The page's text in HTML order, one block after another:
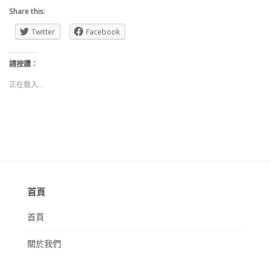
Share this:
Twitter
Facebook
請按讚：
正在載入...
首頁
首頁
關於我們